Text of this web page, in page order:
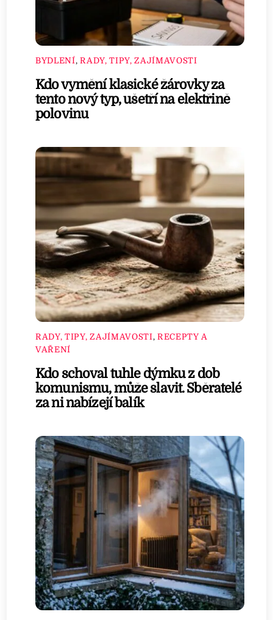
BYDLENÍ,RADY, TIPY, ZAJÍMAVOSTI
Kdo vymění klasické žárovky za
tento nový typ, ušetří na elektřině
polovinu
RADY, TIPY, ZAJÍMAVOSTI, RECEPTY A
VAŘENÍ
Kdo schoval tuhle dýmku z dob
komunismu, může slavit. Sběratelé
za ni nabízejí balík